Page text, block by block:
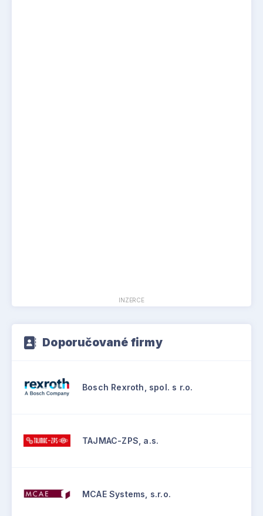
INZERCE
Doporučované firmy
Bosch Rexroth, spol. s r.o.
TAJMAC-ZPS, a.s.
MCAE Systems, s.r.o.